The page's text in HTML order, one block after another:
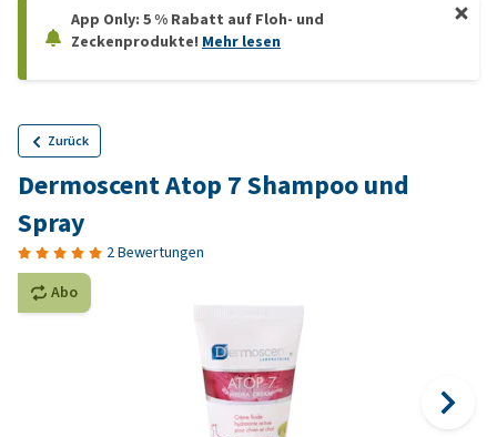
App Only: 5 % Rabatt auf Floh- und
Zeckenprodukte! Mehr lesen
Zurück
Dermoscent Atop 7 Shampoo und
Spray
2 Bewertungen
Abo